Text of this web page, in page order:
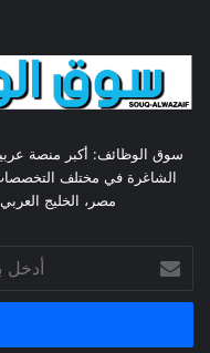
سوق الوظائف: أكبر منصة
الشاغرة في مختلف
مصر، الخليج
بريدك
الإلكتروني